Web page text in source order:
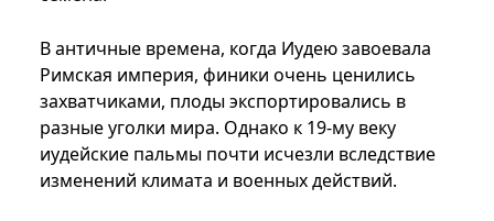
В античные времена, когда Иудею завоевала
Римская империя, финики очень ценились
захватчиками, плоды экспортировались в
разные уголки мира. Однако к 19-му веку
иудейские пальмы почти исчезли вследствие
изменений климата и военных действий.